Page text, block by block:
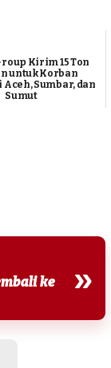
Kirim 15 Ton
untuk Korban
Aceh, Sumbar, dan
Sumut
ke
»